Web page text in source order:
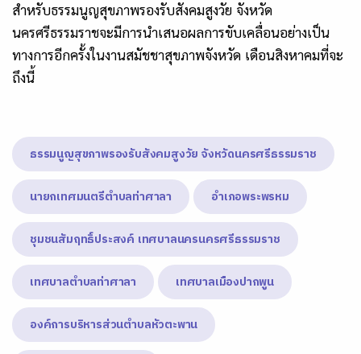
สำหรับธรรมนูญสุขภาพรองรับสังคมสูงวัย จังหวัด
นครศรีธรรมราชจะมีการนำเสนอผลการขับเคลื่อนอย่างเป็น
ทางการอีกครั้งในงานสมัชชาสุขภาพจังหวัด เดือนสิงหาคมที่จะ
ถึงนี้
ธรรมนูญสุขภาพรองรับสังคมสูงวัย จังหวัดนครศรีธรรมราช
นายกเทศมนตรีตำบลท่าศาลา อำเภอพระพรหม
ชุมชนสัมฤทธิ์ประสงค์ เทศบาลนครนครศรีธรรมราช
เทศบาลตำบลท่าศาลา เทศบาลเมืองปากพูน
องค์การบริหารส่วนตำบลหัวตะพาน